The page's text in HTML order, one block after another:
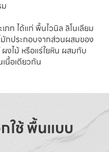
ท ได้แก่ พื้นไวนิล ลิโนเลียม
กประกอบจากส่วนผสมของ
ผงไม้ หรือแร่ใยหิน ผสมกับ
นื้อเดียวกัน
ใช้ พื้นแบบ